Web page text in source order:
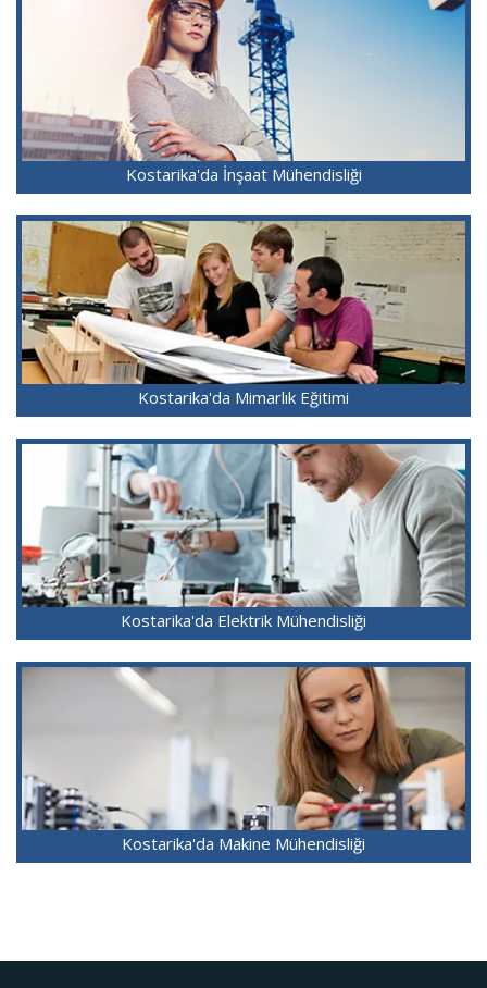
Kostarika'da İnşaat Mühendisliği
Kostarika'da Mimarlık Eğitimi
Kostarika'da Elektrik Mühendisliği
Kostarika'da Makine Mühendisliği